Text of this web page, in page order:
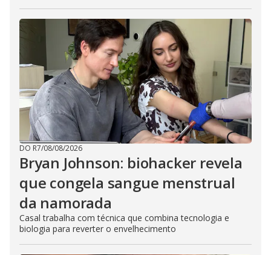
DO R7/08/08/2026
Bryan Johnson: biohacker revela
que congela sangue menstrual
da namorada
Casal trabalha com técnica que combina tecnologia e
biologia para reverter o envelhecimento